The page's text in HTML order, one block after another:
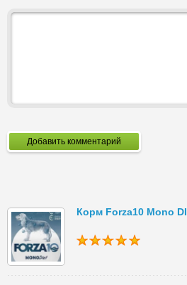
Добавить комментарий
Корм Forza10 Mono